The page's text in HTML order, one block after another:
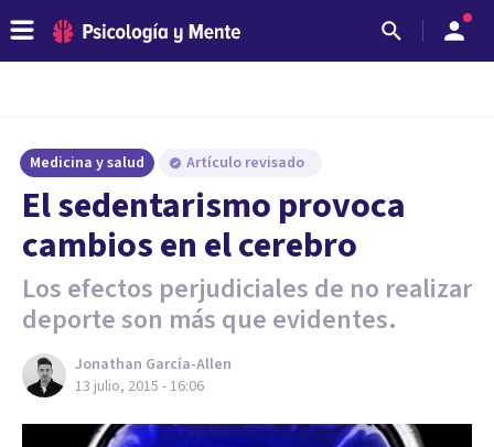
Medicina y salud Artículo revisado
​El sedentarismo provoca
cambios en el cerebro
Los efectos perjudiciales de no realizar
deporte son más que evidentes.
Jonathan García-Allen
13 julio, 2015 - 16:06